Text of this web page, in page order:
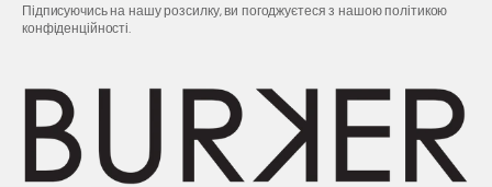
Підписуючись на нашу розсилку, ви погоджуєтеся з нашою політикою
конфіденційності.